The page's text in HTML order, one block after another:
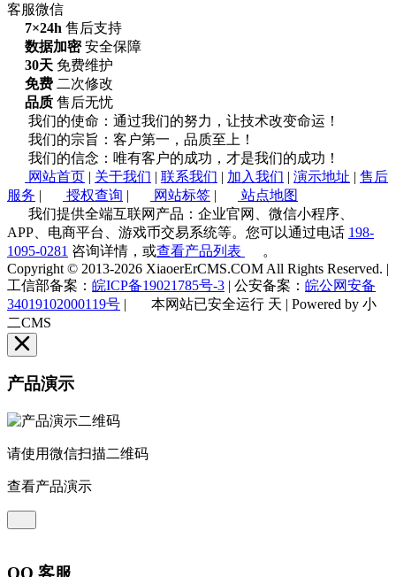
客服微信
7×24h 售后支持
数据加密安全保障
30天 免费维护
免费 二次修改
品质 售后无忧
我们的使命：通过我们的努力，让技术改变命运！
我们的宗旨：客户第一，品质至上！
我们的信念：唯有客户的成功，才是我们的成功！
网站首页 | 关于我们 | 联系我们 | 加入我们 | 演示地址 | 售后
服务 | 授权查询 | 网站标签 |
站点地图
我们提供全端互联网产品：企业官网、微信小程序、
APP、电商平台、游戏币交易系统等。您可以通过电话 198-
1095-0281 咨询详情，或查看产品列表
。
Copyright © 2013-2026 XiaoerErCMS.COM All Rights Reserved. |
工信部备案： 皖ICP备19021785号-3 | 公安备案： 皖公网安备
34019102000119号 | 本网站已安全运行 天 | Powered by 小
二CMS
产品演示
请使用微信扫描二维码
查看产品演示
QQ 客服